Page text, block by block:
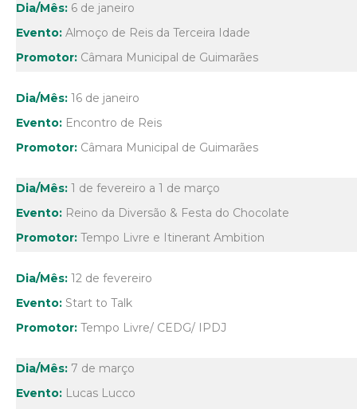
6 de janeiro
Almoço de Reis da Terceira Idade
Câmara Municipal de Guimarães
16 de janeiro
Encontro de Reis
Câmara Municipal de Guimarães
1 de fevereiro a 1 de março
Reino da Diversão & Festa do Chocolate
Tempo Livre e Itinerant Ambition
12 de fevereiro
Start to Talk
Tempo Livre/ CEDG/ IPDJ
7 de março
Lucas Lucco